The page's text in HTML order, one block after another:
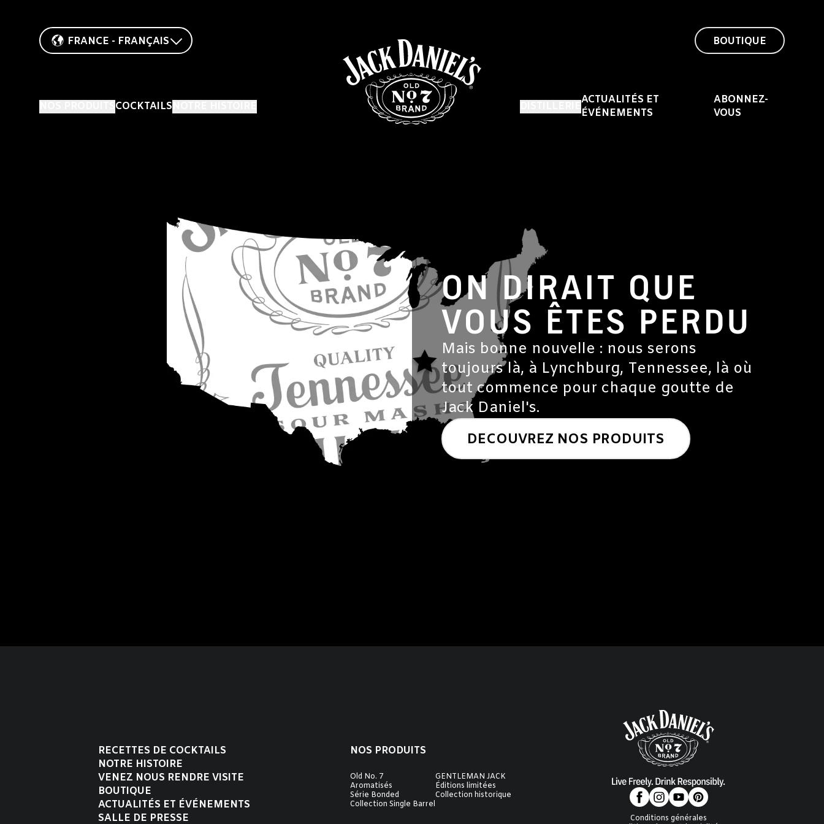
FRANCE - FRANÇAIS BOUTIQUE
COCKTAILS
ACTUALITÉS ET
ÉVÉNEMENTS
ABONNEZ-
VOUS
ON DIRAIT QUE
VOUS ÊTES PERDU
Mais bonne nouvelle : nous serons
toujours là, à Lynchburg, Tennessee, là où
tout commence pour chaque goutte de
Jack Daniel's.
DÉCOUVREZ NOS PRODUITS
RECETTES DE COCKTAILS
NOTRE HISTOIRE
VENEZ NOUS RENDRE VISITE
BOUTIQUE
ACTUALITÉS ET ÉVÉNEMENTS
SALLE DE PRESSE
NOS PRODUITS
Old No. 7
Aromatisés
Série Bonded
Collection Single Barrel
GENTLEMAN JACK
Éditions limitées
Collection historique
Conditions générales